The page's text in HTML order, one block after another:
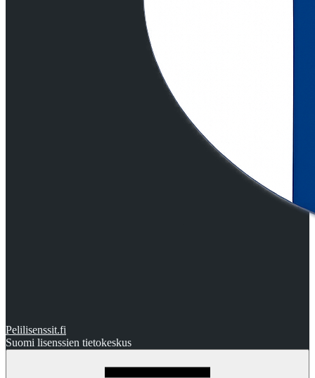
Pelilisenssit.fi
Suomi lisenssien tietokeskus